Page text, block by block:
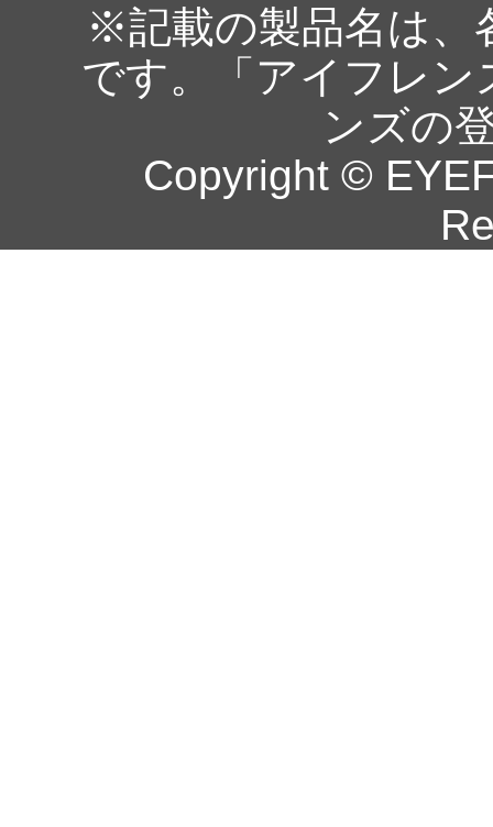
※記載の製品名は、
です。「アイフレ
ンズの
Copyright ©